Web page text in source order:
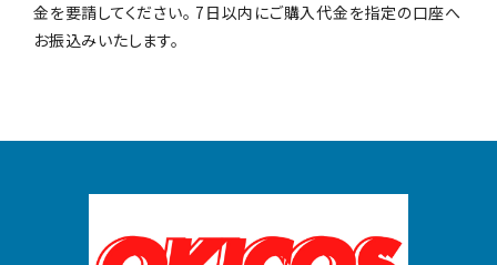
金を要請してください。 7日以内にご購入代金を指定の口座へ
お振込みいたします。